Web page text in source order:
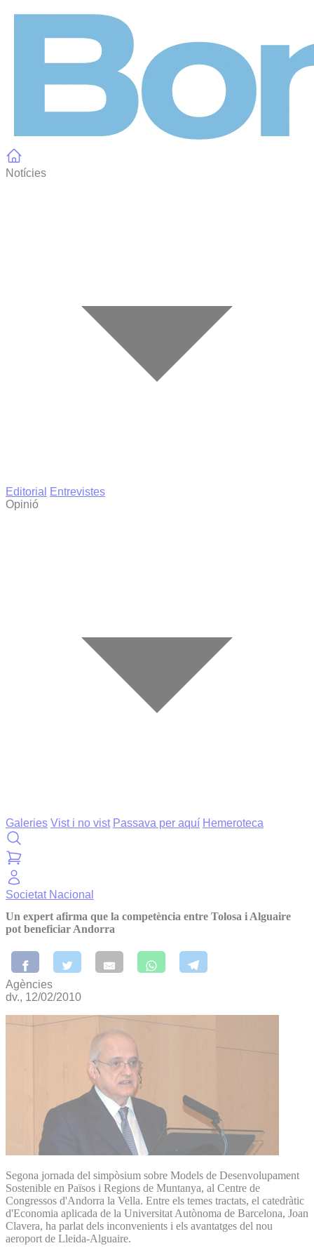
Notícies
Editorial
Entrevistes
Opinió
Galeries Vist i no vist Passava per aquí Hemeroteca
Societat Nacional
Un expert afirma que la competència entre Tolosa i Alguaire
pot beneficiar Andorra
Agències
dv., 12/02/2010
Segona jornada del simpòsium sobre Models de Desenvolupament
Sostenible en Països i Regions de Muntanya, al Centre de
Congressos d'Andorra la Vella. Entre els temes tractats, el catedràtic
d'Economia aplicada de la Universitat Autònoma de Barcelona, Joan
Clavera, ha parlat dels inconvenients i els avantatges del nou
aeroport de Lleida-Alguaire.